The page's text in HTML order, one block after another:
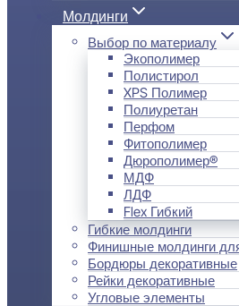
Молдинги
Выбор по материалу
Экополимер
Полистирол
XPS Полимер
Полиуретан
Перфом
Фитополимер
Дюрополимер®
МДФ
ЛДФ
Flex Гибкий
Гибкие молдинги
Финишные молдинги
Бордюры декоративные
Рейки декоративные
Угловые элементы